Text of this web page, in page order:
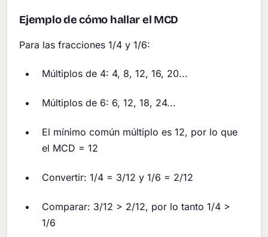
Ejemplo de cómo hallar el MCD
Para las fracciones 1/4 y 1/6:
Múltiplos de 4: 4, 8, 12, 16, 20...
Múltiplos de 6: 6, 12, 18, 24...
El mínimo común múltiplo es 12, por lo que
el MCD = 12
Convertir: 1/4 = 3/12 y 1/6 = 2/12
Comparar: 3/12 > 2/12, por lo tanto 1/4 >
1/6